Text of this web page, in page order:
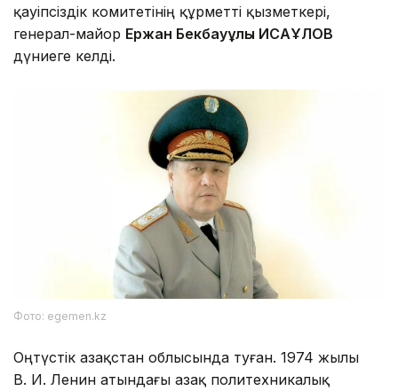
қауіпсіздік комитетінің құрметті қызметкері,
генерал-майор Ержан Бекбауұлы ИСАҚҰЛОВ
дүниеге келді.
Фото: egemen.kz
Оңтүстік Қазақстан облысында туған. 1974 жылы
В. И. Ленин атындағы Қазақ политехникалық